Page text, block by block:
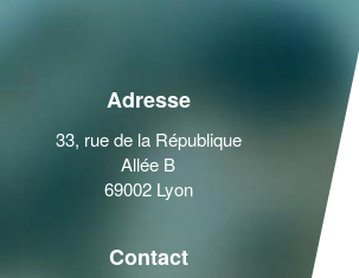
Adresse
33, rue de la République
Allée B
69002 Lyon
Contact